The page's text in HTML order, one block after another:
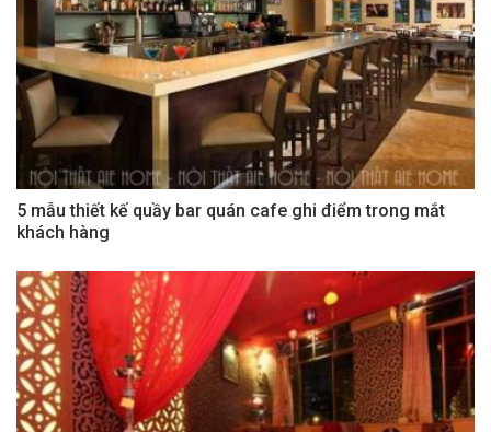
5 mẫu thiết kế quầy bar quán cafe ghi điểm trong mắt
khách hàng